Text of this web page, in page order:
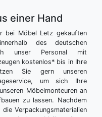
einer Hand
bei Möbel Letz gekauften
des deutschen
unser Personal mit
kostenlos* bis in Ihre
Sie gern unseren
um sich Ihre
Möbelmonteuren an
zu lassen. Nachdem
Verpackungsmaterialien